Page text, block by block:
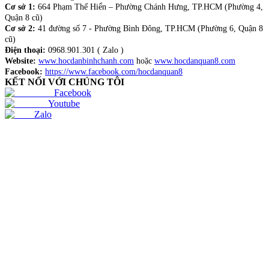
Cơ sở 1: 664 Phạm Thế Hiển – Phường Chánh Hưng, TP.HCM (Phường 4,
Quận 8 cũ)
Cơ sở 2: 41 đường số 7 - Phường Bình Đông, TP.HCM (Phường 6, Quận 8
cũ)
Điện thoại: 0968.901.301 ( Zalo )
Website: www.hocdanbinhchanh.com hoặc www.hocdanquan8.com
Facebook: https://www.facebook.com/hocdanquan8
KẾT NỐI VỚI CHÚNG TÔI
Facebook
Youtube
Zalo